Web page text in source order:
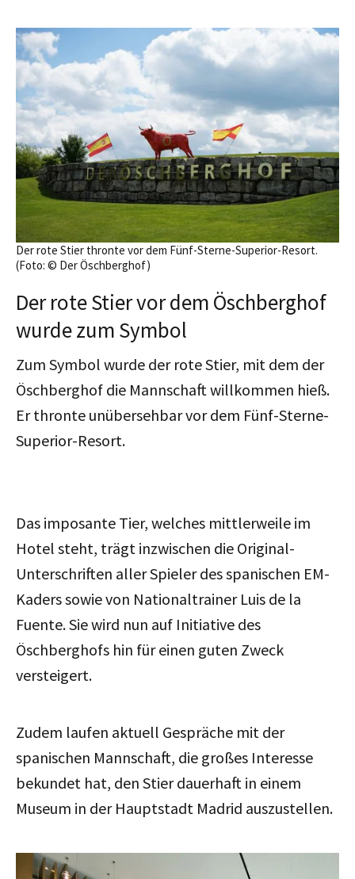
Der rote Stier thronte vor dem Fünf-Sterne-Superior-Resort.
(Foto: © Der Öschberghof)
Der rote Stier vor dem Öschberghof
wurde zum Symbol
Zum Symbol wurde der rote Stier, mit dem der
Öschberghof die Mannschaft willkommen hieß.
Er thronte unübersehbar vor dem Fünf-Sterne-
Superior-Resort.
Das imposante Tier, welches mittlerweile im
Hotel steht, trägt inzwischen die Original-
Unterschriften aller Spieler des spanischen EM-
Kaders sowie von Nationaltrainer Luis de la
Fuente. Sie wird nun auf Initiative des
Öschberghofs hin für einen guten Zweck
versteigert.
Zudem laufen aktuell Gespräche mit der
spanischen Mannschaft, die großes Interesse
bekundet hat, den Stier dauerhaft in einem
Museum in der Hauptstadt Madrid auszustellen.